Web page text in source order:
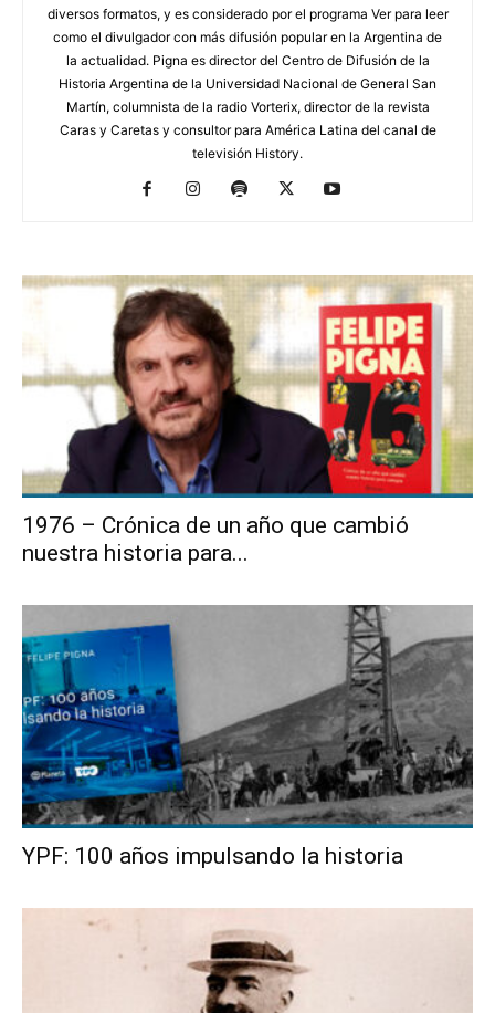
diversos formatos, y es considerado por el programa Ver para leer
como el divulgador con más difusión popular en la Argentina de
la actualidad. Pigna es director del Centro de Difusión de la
Historia Argentina de la Universidad Nacional de General San
Martín, columnista de la radio Vorterix, director de la revista
Caras y Caretas y consultor para América Latina del canal de
televisión History.
1976 – Crónica de un año que cambió
nuestra historia para...
YPF: 100 años impulsando la historia